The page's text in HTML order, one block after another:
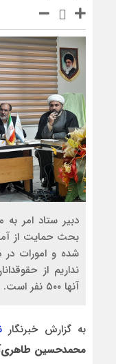
دبیر ستاد امر
بحث حمایت از
شده و امورات
نداریم از
آنها ۵۰۰ نفر است.
به گزارش خبرنگار
محمدحسین